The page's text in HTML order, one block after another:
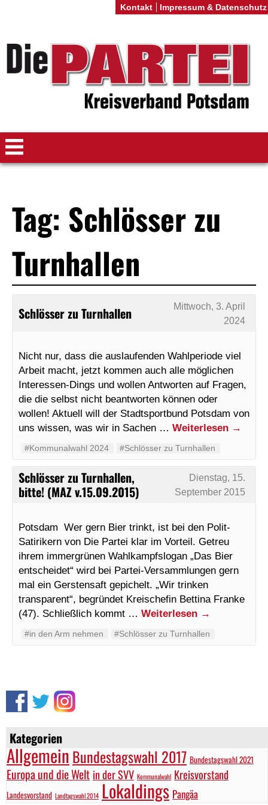
Kategorien
AllgemeinBundestagswahl 2017 Bundestagswahl 2021
Europa und die Welt in der SVV Kommunalwahl Kreisvorstand
Landesvorstand Landtagswahl 2014 Lokaldings Pangäa
Tag: Schlösser zu
Turnhallen
Schlösser zu Turnhallen
Mittwoch, 3. April
2024
Nicht nur, dass die auslaufenden Wahlperiode viel
Arbeit macht, jetzt kommen auch alle möglichen
Interessen-Dings und wollen Antworten auf Fragen,
die die selbst nicht beantworten können oder
wollen! Aktuell will der Stadtsportbund Potsdam von
uns wissen, was wir in Sachen … Weiterlesen →
#Kommunalwahl 2024 #Schlösser zu Turnhallen
Schlösser zu Turnhallen,
bitte! (MAZ v.15.09.2015)
Dienstag, 15.
September 2015
Potsdam Wer gern Bier trinkt, ist bei den Polit-
Satirikern von Die Partei klar im Vorteil. Getreu
ihrem immergrünen Wahlkampfslogan „Das Bier
entscheidet“ wird bei Partei-Versammlungen gern
mal ein Gerstensaft gepichelt. „Wir trinken
transparent“, begründet Kreischefin Bettina Franke
(47). Schließlich kommt … Weiterlesen →
#in den Arm nehmen #Schlösser zu Turnhallen
Kontakt Impressum & Datenschutz